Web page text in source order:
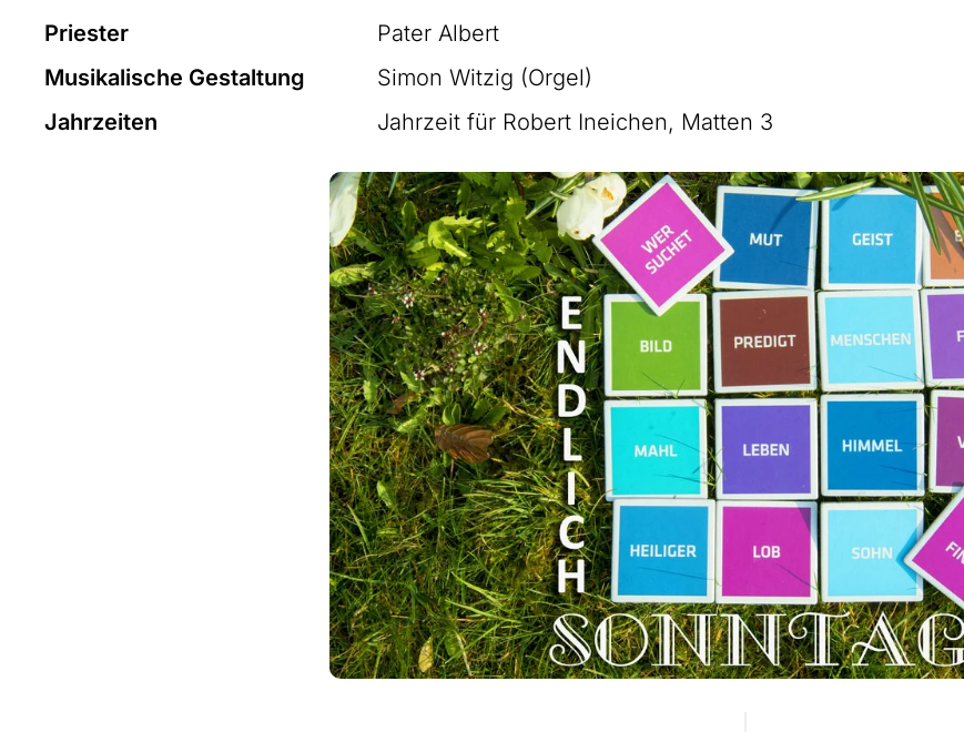
Priester
Pater Albert
Musikalische Gestaltung
Simon Witzig (Orgel)
Jahrzeiten
Jahrzeit für Robert Ineichen, Matten 3